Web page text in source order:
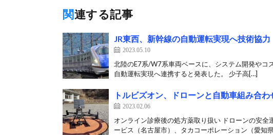
関連する記事
JR東西、新幹線の自動運転実現へ技術協力
2023.05.10
北陸のE7系/W7系車両ベースに、システム開発やコ
自動運転実現へ連携すると発表した。 少子高[…]
トルビズオン、ドローンと自動車組み合
2023.02.06
オンライン診療後の処方薬取り扱い ドローンの安
ービス（名古屋市）、タカコーポレーション（愛知